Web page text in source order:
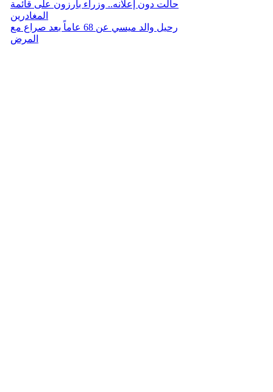
حالت دون إعلانه.. وزراء بارزون على قائمة
المغادرين
رحيل والد ميسي عن 68 عاماً بعد صراع مع
المرض